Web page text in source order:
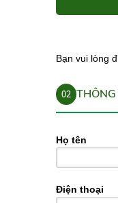
Bạn vui lòng
02
Họ tên
Điện thoại